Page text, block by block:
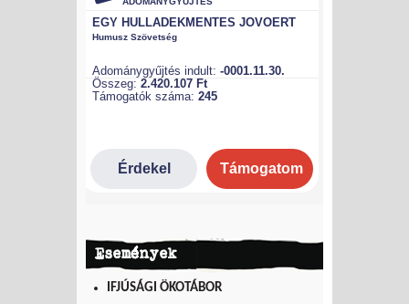
Események
IFJÚSÁGI ÖKOTÁBOR